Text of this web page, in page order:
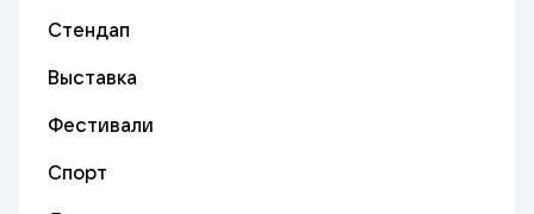
Стендап
Выставка
Фестивали
Спорт